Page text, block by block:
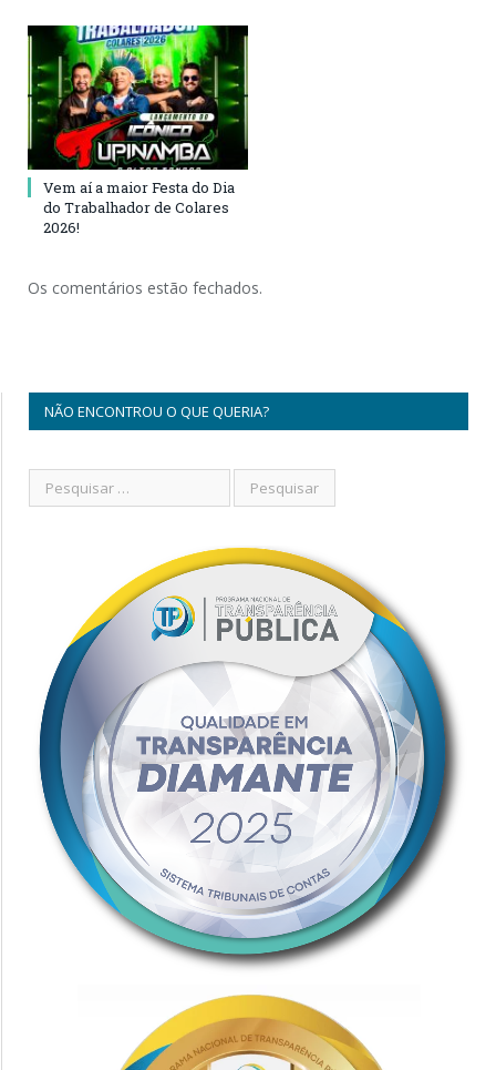
Vem aí a maior Festa do Dia
do Trabalhador de Colares
2026!
Os comentários estão fechados.
NÃO ENCONTROU O QUE QUERIA?